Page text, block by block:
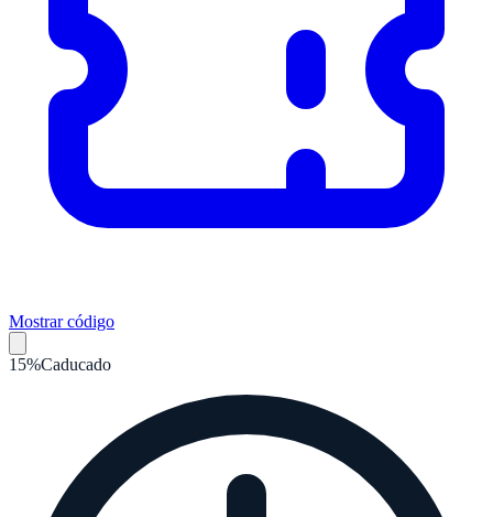
Mostrar código
15%Caducado